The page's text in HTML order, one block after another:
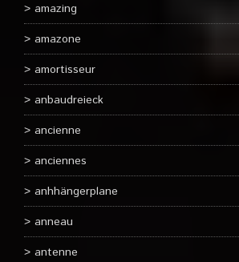
amazing
amazone
amortisseur
anbaudreieck
ancienne
anciennes
anhhängerplane
anneau
antenne